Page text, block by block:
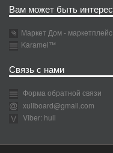
Вам может быть
Маркет Дом -
Karamel™
Связь с нами
Форма обратной связи
xullboard@gmail.com
Viber: hull